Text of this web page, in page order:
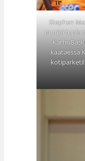
Stephen
murjoi tupla-
kaataessa